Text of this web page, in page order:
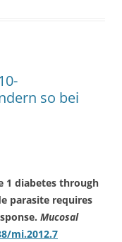
so bei
1 diabetes through
parasite requires
Mucosal
mi.2012.7